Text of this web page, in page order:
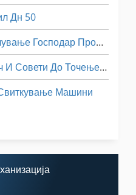
Дн 50
Вклучување Господар Профит 2
Водич И Совети До Точење Од 500 Мм Вретено
Машини